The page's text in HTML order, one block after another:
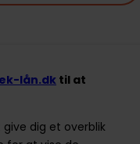
K
lån.dktil at
dig et overblik